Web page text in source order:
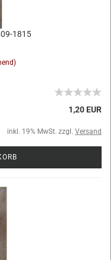
1815
1,20 EUR
inkl. 19% MwSt. zzgl. Versand